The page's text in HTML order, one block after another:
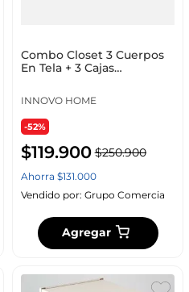
Combo Closet 3 Cuerpos
En Tela + 3 Cajas
Interior
INNOVO HOME
-52%
$119.900 $250.900
Ahorra $131.000
Vendido por: Grupo Comercia
Agregar